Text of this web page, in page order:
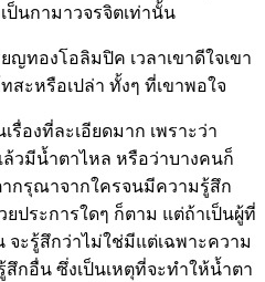
ป็นกามาวจรจิตเท่านั้น
ญทองโอลิมปิค เวลาเขาดีใจเขา
ะหรือเปล่า ทั้งๆ ที่เขาพอใจ
เรื่องที่ละเอียดมาก เพราะว่า
วมีน้ำตาไหล หรือว่าบางคนก็
กรุณาจากใครจนมีความรู้สึก
ประการใดๆ ก็ตาม แต่ถ้าเป็นผู้ที่
ะรู้สึกว่าไม่ใช่มีแต่เฉพาะความ
สึกอื่น ซึ่งเป็นเหตุที่จะทำให้น้ำตา